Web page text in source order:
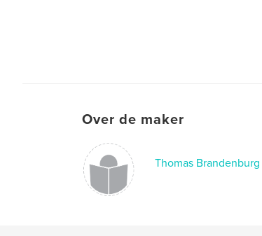
Over de maker
Thomas Brandenburg